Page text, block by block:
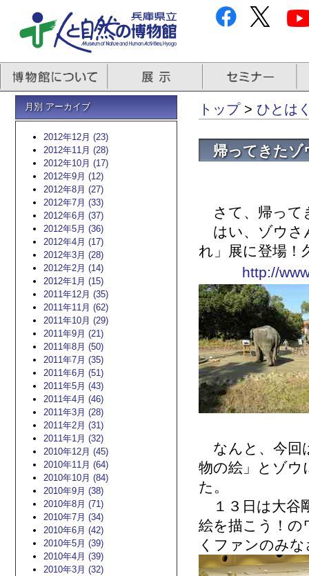
月別 アーカイブ
2012年12月 (23)
2012年11月 (28)
2012年10月 (17)
2012年9月 (12)
2012年8月 (27)
2012年7月 (33)
2012年6月 (37)
2012年5月 (36)
2012年4月 (17)
2012年3月 (28)
2012年2月 (14)
2012年1月 (15)
2011年12月 (35)
2011年11月 (62)
2011年10月 (29)
2011年9月 (21)
2011年8月 (50)
2011年7月 (35)
2011年6月 (51)
2011年5月 (43)
2011年4月 (46)
2011年3月 (28)
2011年2月 (31)
2011年1月 (32)
2010年12月 (45)
2010年11月 (64)
2010年10月 (84)
2010年9月 (38)
2010年8月 (71)
2010年7月 (34)
2010年6月 (42)
2010年5月 (39)
2010年4月 (39)
2010年3月 (32)
トップ> ひとは
帰ってきたゾ
さて、帰って
はい、ゾウさ
れ」展に登場！
http://
なんと、今回
物の絵」とゾウ
た。
１３日は大谷
絵を描こう！の
くファンのみ